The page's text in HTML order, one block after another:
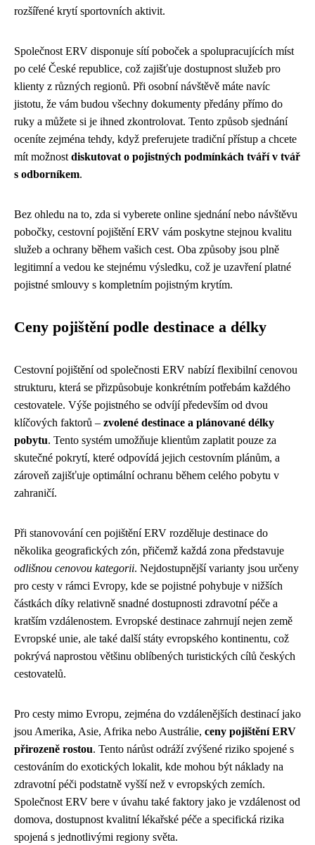
rozšířené krytí sportovních aktivit.
Společnost ERV disponuje sítí poboček a spolupracujících míst
po celé České republice, což zajišťuje dostupnost služeb pro
klienty z různých regionů. Při osobní návštěvě máte navíc
jistotu, že vám budou všechny dokumenty předány přímo do
ruky a můžete si je ihned zkontrolovat. Tento způsob sjednání
oceníte zejména tehdy, když preferujete tradiční přístup a chcete
mít možnost diskutovat o pojistných podmínkách tváří v tvář
s odborníkem.
Bez ohledu na to, zda si vyberete online sjednání nebo návštěvu
pobočky, cestovní pojištění ERV vám poskytne stejnou kvalitu
služeb a ochrany během vašich cest. Oba způsoby jsou plně
legitimní a vedou ke stejnému výsledku, což je uzavření platné
pojistné smlouvy s kompletním pojistným krytím.
Ceny pojištění podle destinace a délky
Cestovní pojištění od společnosti ERV nabízí flexibilní cenovou
strukturu, která se přizpůsobuje konkrétním potřebám každého
cestovatele. Výše pojistného se odvíjí především od dvou
klíčových faktorů – zvolené destinace a plánované délky
pobytu. Tento systém umožňuje klientům zaplatit pouze za
skutečné pokrytí, které odpovídá jejich cestovním plánům, a
zároveň zajišťuje optimální ochranu během celého pobytu v
zahraničí.
Při stanovování cen pojištění ERV rozděluje destinace do
několika geografických zón, přičemž každá zona představuje
odlišnou cenovou kategorii. Nejdostupnější varianty jsou určeny
pro cesty v rámci Evropy, kde se pojistné pohybuje v nižších
částkách díky relativně snadné dostupnosti zdravotní péče a
kratším vzdálenostem. Evropské destinace zahrnují nejen země
Evropské unie, ale také další státy evropského kontinentu, což
pokrývá naprostou většinu oblíbených turistických cílů českých
cestovatelů.
Pro cesty mimo Evropu, zejména do vzdálenějších destinací jako
jsou Amerika, Asie, Afrika nebo Austrálie, ceny pojištění ERV
přirozeně rostou. Tento nárůst odráží zvýšené riziko spojené s
cestováním do exotických lokalit, kde mohou být náklady na
zdravotní péči podstatně vyšší než v evropských zemích.
Společnost ERV bere v úvahu také faktory jako je vzdálenost od
domova, dostupnost kvalitní lékařské péče a specifická rizika
spojená s jednotlivými regiony světa.